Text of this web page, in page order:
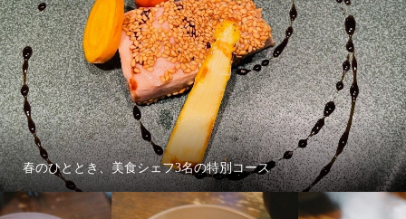
春のひととき、美食シェフ3名の特別コース